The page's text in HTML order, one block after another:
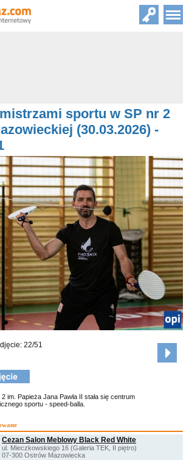
sportu w SP nr 2
(30.03.2026) -
22/51
im. Papieża Jana Pawła II stała się centrum
sportu - speed-balla.
Cezan Salon Meblowy Black Red White
ul. Mieczkowskiego 16 (Galeria TEK, II piętro)
07-300 Ostrów Mazowiecka